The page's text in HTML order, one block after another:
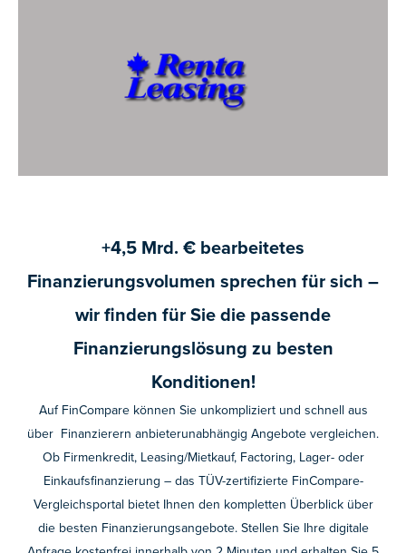
+4,5 Mrd. € bearbeitetes
Finanzierungsvolumen sprechen für sich –
wir finden für Sie die passende
Finanzierungslösung zu besten
Konditionen!
Auf FinCompare können Sie unkompliziert und schnell aus
über Finanzierern anbieterunabhängig Angebote vergleichen.
Ob Firmenkredit, Leasing/Mietkauf, Factoring, Lager- oder
Einkaufsfinanzierung – das TÜV-zertifizierte FinCompare-
Vergleichsportal bietet Ihnen den kompletten Überblick über
die besten Finanzierungsangebote. Stellen Sie Ihre digitale